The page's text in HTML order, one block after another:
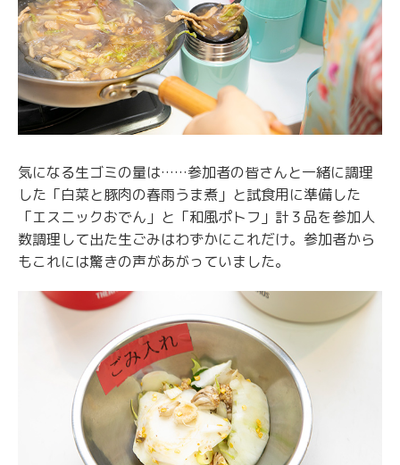
気になる生ゴミの量は……参加者の皆さんと一緒に調理
した「白菜と豚肉の春雨うま煮」と試食用に準備した
「エスニックおでん」と「和風ポトフ」計３品を参加人
数調理して出た生ごみはわずかにこれだけ。参加者から
もこれには驚きの声があがっていました。